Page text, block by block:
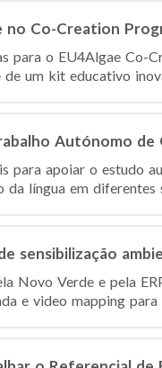
no Co-Creation
para o EU4Algae Co-
um kit educativo
Autónomo de
para apoiar o estudo
língua em diferentes
sensibilização
Novo Verde e pela
e video mapping